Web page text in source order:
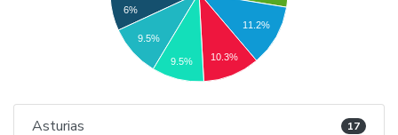
11.2%
10.3%
6%
9.5%
9.5%
Asturias 17